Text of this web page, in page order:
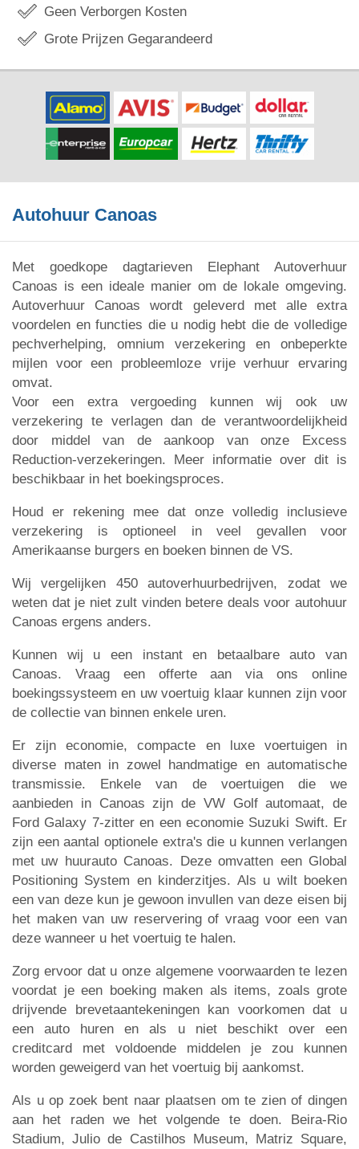
Geen Verborgen Kosten
Grote Prijzen Gegarandeerd
Autohuur Canoas
Met goedkope dagtarieven Elephant Autoverhuur
Canoas is een ideale manier om de lokale omgeving.
Autoverhuur Canoas wordt geleverd met alle extra
voordelen en functies die u nodig hebt die de volledige
pechverhelping, omnium verzekering en onbeperkte
mijlen voor een probleemloze vrije verhuur ervaring
omvat.
Voor een extra vergoeding kunnen wij ook uw
verzekering te verlagen dan de verantwoordelijkheid
door middel van de aankoop van onze Excess
Reduction-verzekeringen. Meer informatie over dit is
beschikbaar in het boekingsproces.
Houd er rekening mee dat onze volledig inclusieve
verzekering is optioneel in veel gevallen voor
Amerikaanse burgers en boeken binnen de VS.
Wij vergelijken 450 autoverhuurbedrijven, zodat we
weten dat je niet zult vinden betere deals voor autohuur
Canoas ergens anders.
Kunnen wij u een instant en betaalbare auto van
Canoas. Vraag een offerte aan via ons online
boekingssysteem en uw voertuig klaar kunnen zijn voor
de collectie van binnen enkele uren.
Er zijn economie, compacte en luxe voertuigen in
diverse maten in zowel handmatige en automatische
transmissie. Enkele van de voertuigen die we
aanbieden in Canoas zijn de VW Golf automaat, de
Ford Galaxy 7-zitter en een economie Suzuki Swift. Er
zijn een aantal optionele extra's die u kunnen verlangen
met uw huurauto Canoas. Deze omvatten een Global
Positioning System en kinderzitjes. Als u wilt boeken
een van deze kun je gewoon invullen van deze eisen bij
het maken van uw reservering of vraag voor een van
deze wanneer u het voertuig te halen.
Zorg ervoor dat u onze algemene voorwaarden te lezen
voordat je een boeking maken als items, zoals grote
drijvende brevetaantekeningen kan voorkomen dat u
een auto huren en als u niet beschikt over een
creditcard met voldoende middelen je zou kunnen
worden geweigerd van het voertuig bij aankomst.
Als u op zoek bent naar plaatsen om te zien of dingen
aan het raden we het volgende te doen. Beira-Rio
Stadium, Julio de Castilhos Museum, Matriz Square,